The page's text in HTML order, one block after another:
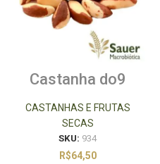
Castanha do9
CASTANHAS E FRUTAS
SECAS
SKU: 934
R$64,50